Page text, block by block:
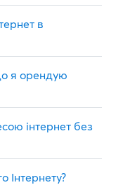
в
я орендую
інтернет без
Інтернету?